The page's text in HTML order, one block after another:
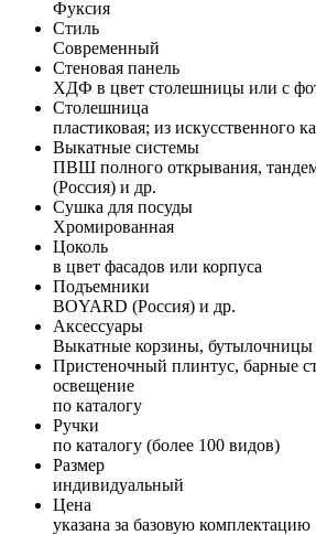
Фуксия
Стиль
Современный
Стеновая панель
ХДФ в цвет столешницы или с
Столешница
пластиковая; из искусственного
Выкатные системы
ПВШ полного открывания,
(Россия) и др.
Сушка для посуды
Хромированная
Цоколь
в цвет фасадов или корпуса
Подъемники
BOYARD (Россия) и др.
Аксессуары
Выкатные корзины, бутылочницы
Пристеночный плинтус, барные
освещение
по каталогу
Ручки
по каталогу (более 100 видов)
Размер
индивидуальный
Цена
указана за базовую комплектацию